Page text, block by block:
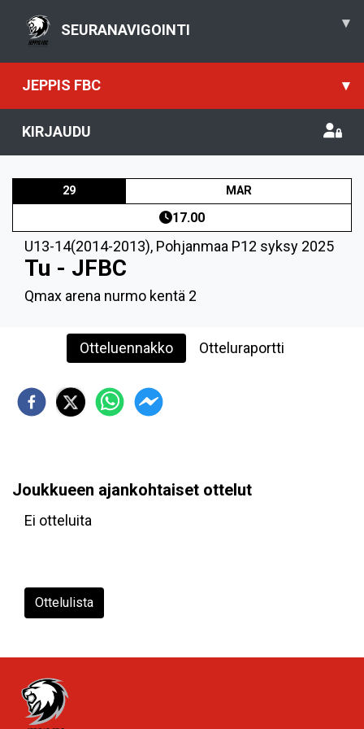
SEURANAVIGOINTI ▾
JEPPIS FBC ▾
KIRJAUDU
29 MAR
17.00
U13-14(2014-2013), Pohjanmaa P12 syksy 2025
Tu - JFBC
Qmax arena nurmo kentä 2
Otteluennakko Otteluraportti
Joukkueen ajankohtaiset ottelut
Ei otteluita
Ottelulista